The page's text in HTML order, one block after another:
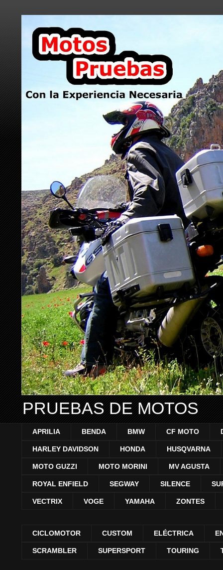
PRUEBAS DE MOTOS
APRILIA BENDA BMW CF MOTO
HARLEY DAVIDSON HONDA HUSQVARNA
MOTO GUZZI MOTO MORINI MV AGUSTA
ROYAL ENFIELD SEGWAY SILENCE
VECTRIX VOGE YAMAHA ZONTES
CICLOMOTOR CUSTOM ELÉCTRICA
SCRAMBLER SUPERSPORT TOURING